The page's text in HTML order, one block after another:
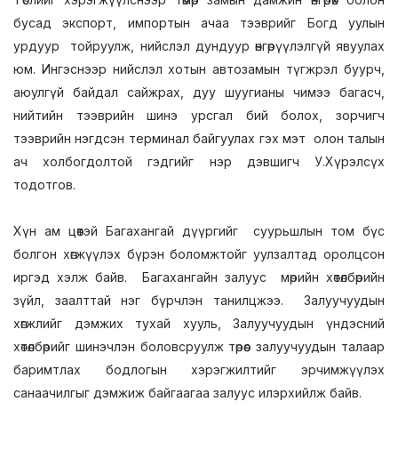
бусад экспорт, импортын ачаа тээврийг Богд уулын
урдуур тойруулж, нийслэл дундуур өнгөрүүлэлгүй явуулах
юм. Ингэснээр нийслэл хотын автозамын түгжрэл буурч,
аюулгүй байдал сайжрах, дуу шуугианы чимээ багасч,
нийтийн тээврийн шинэ урсгал бий болох, зорчигч
тээврийн нэгдсэн терминал байгуулах гэх мэт олон талын
ач холбогдолтой гэдгийг нэр дэвшигч У.Хүрэлсүх
тодотгов.
Хүн ам цөөтэй Багахангай дүүргийг суурьшлын том бүс
болгон хөгжүүлэх бүрэн боломжтойг уулзалтад оролцсон
иргэд хэлж байв. Багахангайн залуус мөрийн хөтөлбөрийн
зүйл, заалттай нэг бүрчлэн танилцжээ. Залуучуудын
хөгжлийг дэмжих тухай хууль, Залуучуудын үндэсний
хөтөлбөрийг шинэчлэн боловсруулж төрөөс залуучуудын талаар
баримтлах бодлогын хэрэгжилтийг эрчимжүүлэх
санаачилгыг дэмжиж байгаагаа залуус илэрхийлж байв.